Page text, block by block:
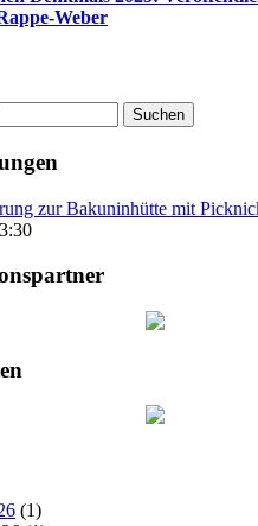
Weber
Suchen
zur Bakuninhütte mit
(1)